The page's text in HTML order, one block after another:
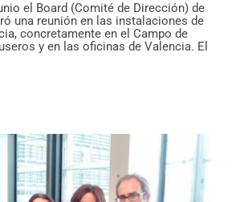
el Board (Comité de Dirección) de
una reunión en las instalaciones de
concretamente en el Campo de
y en las oficinas de Valencia. El